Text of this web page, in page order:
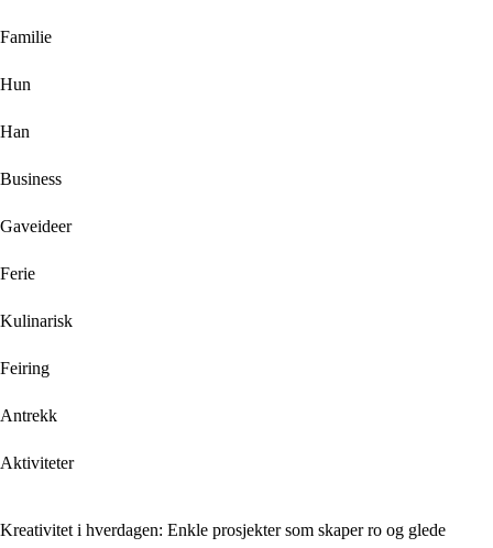
Familie
Hun
Han
Business
Gaveideer
Ferie
Kulinarisk
Feiring
Antrekk
Aktiviteter
Kreativitet i hverdagen: Enkle prosjekter som skaper ro og glede